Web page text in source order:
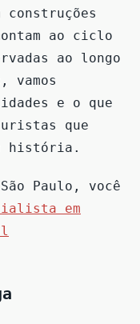
construções
ao ciclo
ao longo
vamos
e o que
que
história.
Paulo, você
em